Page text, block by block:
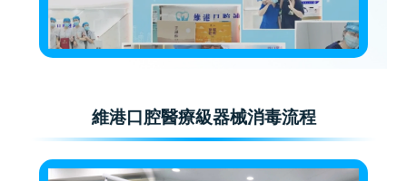
維港口腔醫療級器械消毒流程